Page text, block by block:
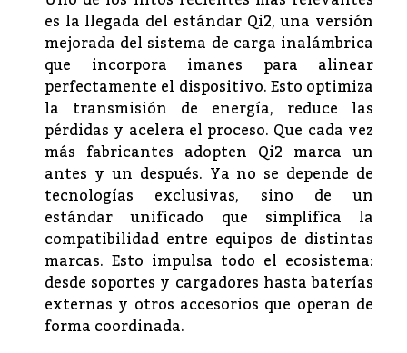
es la llegada del estándar Qi2, una versión
mejorada del sistema de carga inalámbrica
que incorpora imanes para alinear
perfectamente el dispositivo. Esto optimiza
la transmisión de energía, reduce las
pérdidas y acelera el proceso. Que cada vez
más fabricantes adopten Qi2 marca un
antes y un después. Ya no se depende de
tecnologías exclusivas, sino de un
estándar unificado que simplifica la
compatibilidad entre equipos de distintas
marcas. Esto impulsa todo el ecosistema:
desde soportes y cargadores hasta baterías
externas y otros accesorios que operan de
forma coordinada.